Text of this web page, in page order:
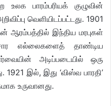
உலக பாரம்பரியக் குழுவின்
வெளியிடப்பட்டது. 1901
ஆரம்பத்தில் இந்திய மரபுகள்
எல்லைகளைத் தாண்டிய
அடிப்படையில் ஒரு
1921 இல், இது ‘விஸ்வ பாரதி’
உருவானது.